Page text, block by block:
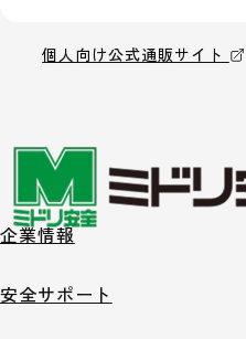
個人向け公式通販サイト
企業情報
安全サポート